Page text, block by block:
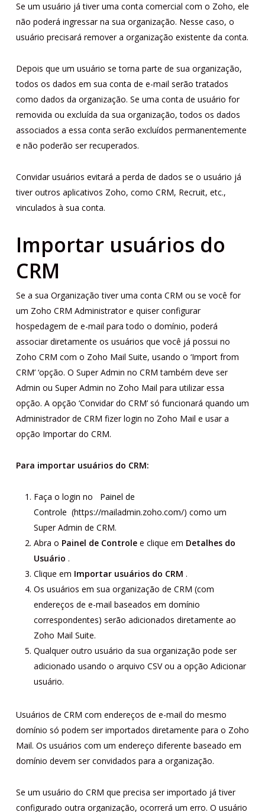
Se um usuário já tiver uma conta comercial com o Zoho, ele
não poderá ingressar na sua organização. Nesse caso, o
usuário precisará remover a organização existente da conta.
Depois que um usuário se torna parte de sua organização,
todos os dados em sua conta de e-mail serão tratados
como dados da organização. Se uma conta de usuário for
removida ou excluída da sua organização, todos os dados
associados a essa conta serão excluídos permanentemente
e não poderão ser recuperados.
Convidar usuários evitará a perda de dados se o usuário já
tiver outros aplicativos Zoho, como CRM, Recruit, etc.,
vinculados à sua conta.
Importar usuários do
CRM
Se a sua Organização tiver uma conta CRM ou se você for
um Zoho CRM Administrator e quiser configurar
hospedagem de e-mail para todo o domínio, poderá
associar diretamente os usuários que você já possui no
Zoho CRM com o Zoho Mail Suite, usando o ‘Import from
CRM’ ‘opção. O Super Admin no CRM também deve ser
Admin ou Super Admin no Zoho Mail para utilizar essa
opção. A opção ‘Convidar do CRM’ só funcionará quando um
Administrador de CRM fizer login no Zoho Mail e usar a
opção Importar do CRM.
Para importar usuários do CRM:
Faça o login no Painel de
Controle (https://mailadmin.zoho.com/) como um
Super Admin de CRM.
Abra o Painel de Controlee clique em Detalhes do
Usuário .
Clique em Importar usuários do CRM .
Os usuários em sua organização de CRM (com
endereços de e-mail baseados em domínio
correspondentes) serão adicionados diretamente ao
Zoho Mail Suite.
Qualquer outro usuário da sua organização pode ser
adicionado usando o arquivo CSV ou a opção Adicionar
usuário.
Usuários de CRM com endereços de e-mail do mesmo
domínio só podem ser importados diretamente para o Zoho
Mail. Os usuários com um endereço diferente baseado em
domínio devem ser convidados para a organização.
Se um usuário do CRM que precisa ser importado já tiver
configurado outra organização, ocorrerá um erro. O usuário